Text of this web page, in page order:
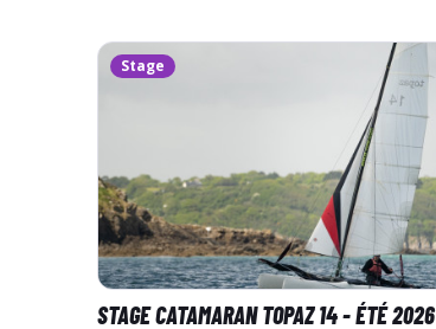
Stage
STAGE CATAMARAN TOPAZ 14 - ÉTÉ 2026